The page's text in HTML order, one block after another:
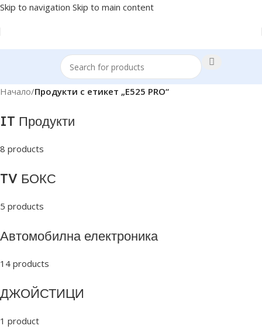
Skip to navigation Skip to main content
Начало/Продукти с етикет „E525 PRO“
IT Продукти
8 products
TV БОКС
5 products
Автомобилна електроника
14 products
ДЖОЙСТИЦИ
1 product